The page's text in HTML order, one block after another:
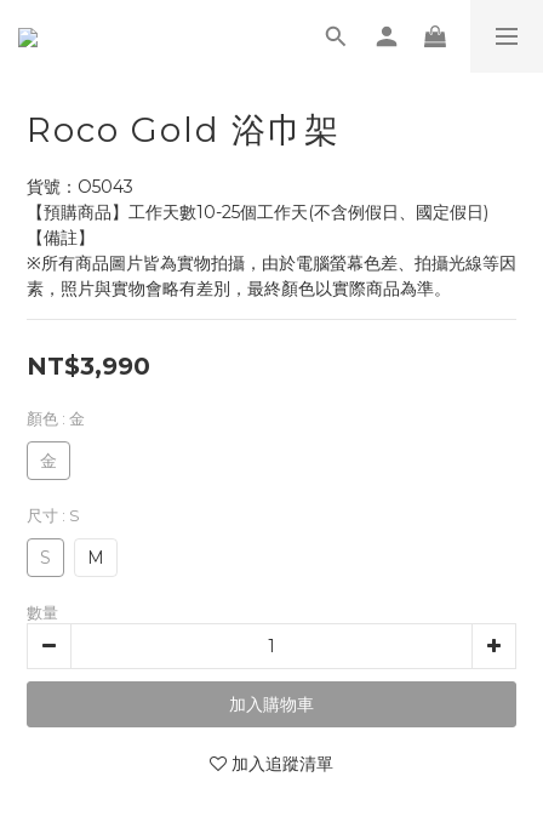
Roco Gold 浴巾架
貨號：O5043
【預購商品】工作天數10-25個工作天(不含例假日、國定假日)
【備註】
※所有商品圖片皆為實物拍攝，由於電腦螢幕色差、拍攝光線等因
素，照片與實物會略有差別，最終顏色以實際商品為準。
NT$3,990
顏色 : 金
金
尺寸 : S
S M
數量
加入購物車
加入追蹤清單